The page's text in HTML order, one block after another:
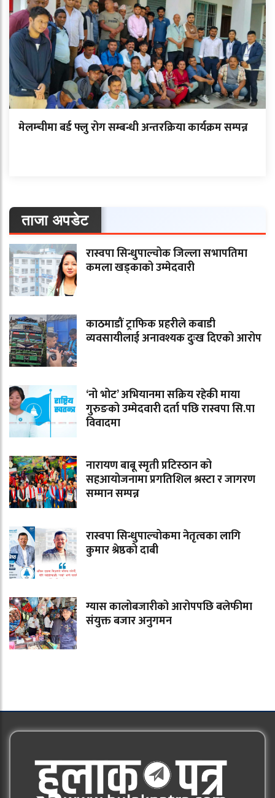
मेलम्चीमा बर्ड फ्लु रोग सम्बन्धी अन्तरक्रिया कार्यक्रम सम्पन्न
ताजा अपडेट
रास्वपा सिन्धुपाल्चोक जिल्ला सभापतिमा
कमला खड्काको उम्मेदवारी
काठमाडौं ट्राफिक प्रहरीले कबाडी
व्यवसायीलाई अनावश्यक दुःख दिएको आरोप
‘नो भोट’ अभियानमा सक्रिय रहेकी माया
गुरुङको उम्मेदवारी दर्ता पछि रास्वपा सि.पा
विवादमा
नारायण बाबू स्मृती प्रटिस्ठान को
सहआयोजनामा प्रगतिशिल श्रस्टा र जागरण
सम्मान सम्पन्न
रास्वपा सिन्धुपाल्चोकमा नेतृत्वका लागि
कुमार श्रेष्ठको दाबी
ग्यास कालोबजारीको आरोपपछि बलेफीमा
संयुक्त बजार अनुगमन